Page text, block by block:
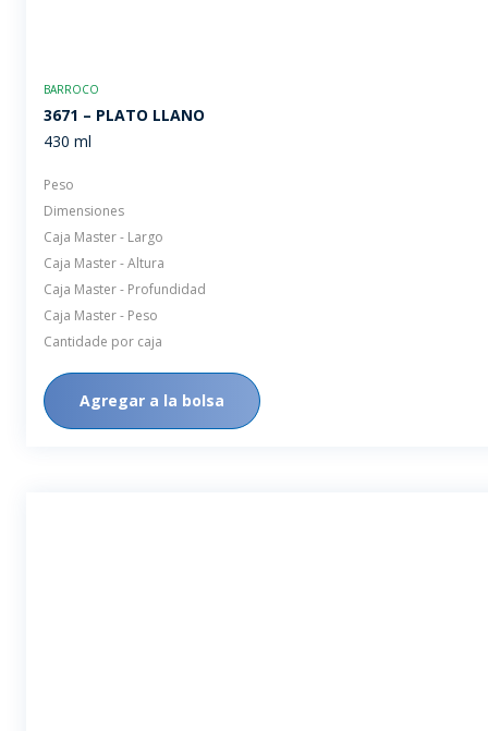
BARROCO
3671 – PLATO LLANO
430 ml
Peso
Dimensiones
Caja Master - Largo
Caja Master - Altura
Caja Master - Profundidad
Caja Master - Peso
Cantidade por caja
Agregar a la bolsa